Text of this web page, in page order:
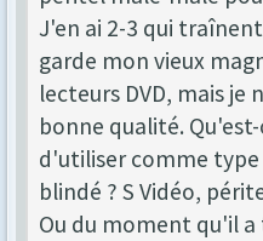
J'en ai 2-3 qui
garde mon vieux
lecteurs DVD, mais je
bonne qualité.
d'utiliser comme type
blindé ? S Vidéo,
Ou du moment qu'il